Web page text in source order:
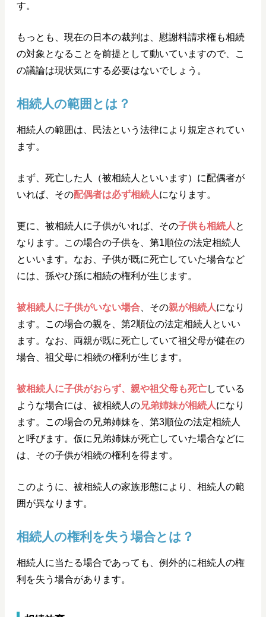
す。
もっとも、現在の日本の裁判は、慰謝料請求権も相続
の対象となることを前提として動いていますので、こ
の議論は現状気にする必要はないでしょう。
相続人の範囲とは？
相続人の範囲は、民法という法律により規定されてい
ます。
まず、死亡した人（被相続人といいます）に配偶者が
いれば、その配偶者は必ず相続人になります。
更に、被相続人に子供がいれば、その子供も相続人 と
なります。この場合の子供を、第1順位の法定相続人
といいます。なお、子供が既に死亡していた場合など
には、孫やひ孫に相続の権利が生じます。
被相続人に子供がいない場合 、その親が相続人になり
ます。この場合の親を、第2順位の法定相続人といい
ます。なお、両親が既に死亡していて祖父母が健在の
場合、祖父母に相続の権利が生じます。
被相続人に子供がおらず、親や祖父母も死亡している
ような場合には、被相続人の兄弟姉妹が相続人になり
ます。この場合の兄弟姉妹を、第3順位の法定相続人
と呼びます。仮に兄弟姉妹が死亡していた場合などに
は、その子供が相続の権利を得ます。
このように、被相続人の家族形態により、相続人の範
囲が異なります。
相続人の権利を失う場合とは？
相続人に当たる場合であっても、例外的に相続人の権
利を失う場合があります。